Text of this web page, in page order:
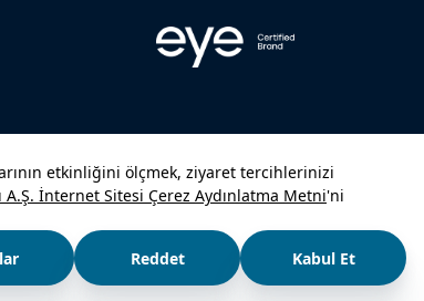
Politikası
Korunması